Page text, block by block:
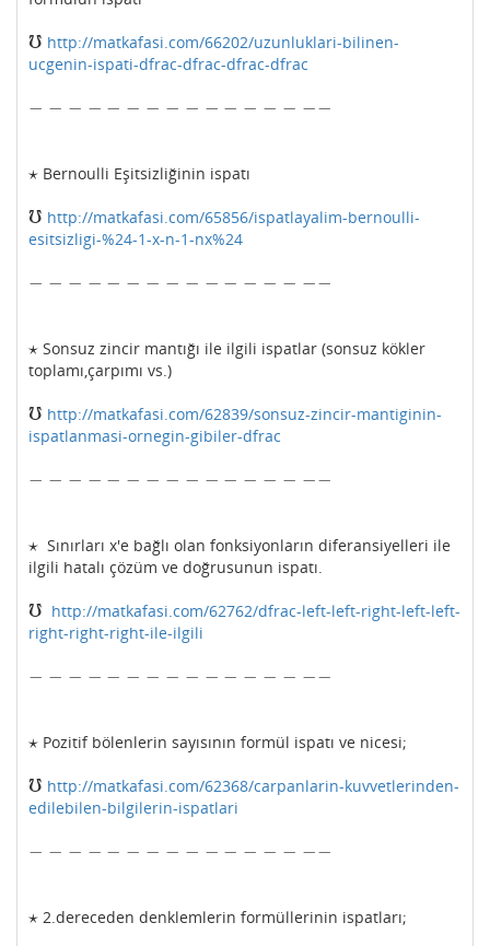
℧
℧ http://matkafasi.com/66202/uzunluklari-bilinen-
ucgenin-ispati-dfrac-dfrac-dfrac-dfrac
− − − − − − − − − − − − − − −−
−− −− −− −−− −− −− −− −
⋆
⋆Bernoulli Eşitsizliğinin ispatı
℧
℧ http://matkafasi.com/65856/ispatlayalim-bernoulli-
esitsizligi-%24-1-x-n-1-nx%24
− − − − − − − − − − − − − − −−
−− −− −− −−− −− −− −− −
⋆
⋆Sonsuz zincir mantığı ile ilgili ispatlar (sonsuz kökler
toplamı,çarpımı vs.)
℧
℧ http://matkafasi.com/62839/sonsuz-zincir-mantiginin-
ispatlanmasi-ornegin-gibiler-dfrac
− − − − − − − − − − − − − − −−
−− −− −− −−− −− −− −− −
⋆
⋆Sınırları x'e bağlı olan fonksiyonların diferansiyelleri ile
ilgili hatalı çözüm ve doğrusunun ispatı.
℧
℧ http://matkafasi.com/62762/dfrac-left-left-right-left-left-
right-right-right-ile-ilgili
− − − − − − − − − − − − − − −−
−− −− −− −−− −− −− −− −
⋆
⋆Pozitif bölenlerin sayısının formül ispatı ve nicesi;
℧
℧ http://matkafasi.com/62368/carpanlarin-kuvvetlerinden-
edilebilen-bilgilerin-ispatlari
− − − − − − − − − − − − − − −−
−− −− −− −−− −− −− −− −
⋆
⋆2.dereceden denklemlerin formüllerinin ispatları;